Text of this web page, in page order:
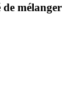
de mélanger